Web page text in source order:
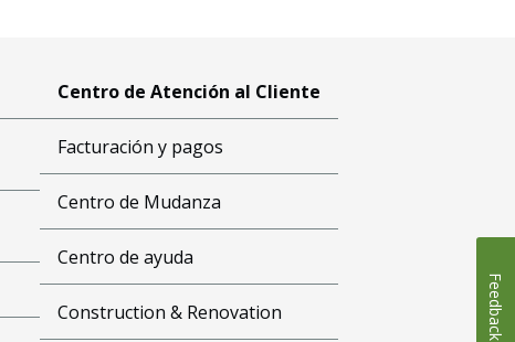
Centro de Atención al Cliente
Facturación y pagos
Centro de Mudanza
Centro de ayuda
Construction & Renovation Feedback